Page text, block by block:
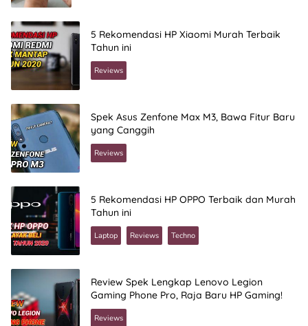
5 Rekomendasi HP Xiaomi Murah Terbaik
Tahun ini
Reviews
Spek Asus Zenfone Max M3, Bawa Fitur Baru
yang Canggih
Reviews
5 Rekomendasi HP OPPO Terbaik dan Murah
Tahun ini
Laptop Reviews Techno
Review Spek Lengkap Lenovo Legion
Gaming Phone Pro, Raja Baru HP Gaming!
Reviews